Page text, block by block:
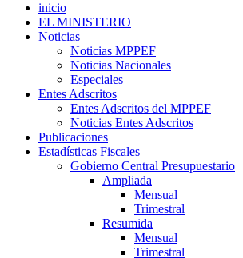
inicio
EL MINISTERIO
Noticias
Noticias MPPEF
Noticias Nacionales
Especiales
Entes Adscritos
Entes Adscritos del MPPEF
Noticias Entes Adscritos
Publicaciones
Estadísticas Fiscales
Gobierno Central Presupuestario
Ampliada
Mensual
Trimestral
Resumida
Mensual
Trimestral